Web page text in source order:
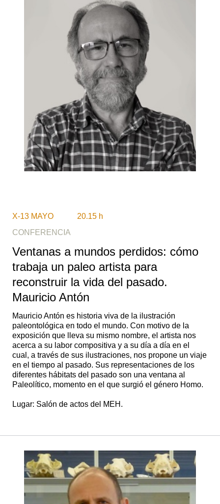
X-13 MAYO 20.15 h
CONFERENCIA
Ventanas a mundos perdidos: cómo
trabaja un paleo artista para
reconstruir la vida del pasado.
Mauricio Antón
Mauricio Antón es historia viva de la ilustración
paleontológica en todo el mundo. Con motivo de la
exposición que lleva su mismo nombre, el artista nos
acerca a su labor compositiva y a su día a día en el
cual, a través de sus ilustraciones, nos propone un viaje
en el tiempo al pasado. Sus representaciones de los
diferentes hábitats del pasado son una ventana al
Paleolítico, momento en el que surgió el género Homo.
Lugar: Salón de actos del MEH.